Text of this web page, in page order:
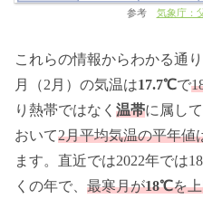
参考 気象庁：
これらの情報からわかる通
月（2月）の気温は17.7℃で
り熱帯ではなく 温帯に属し
おいて2月平均気温の平年値
ます。直近では2022年では
くの年で、 最寒月が18℃を